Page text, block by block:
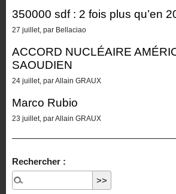
350000 sdf : 2 fois plus qu’en
27 juillet, par Bellaciao
ACCORD NUCLÉAIRE
SAOUDIEN
24 juillet, par Allain GRAUX
Marco Rubio
23 juillet, par Allain GRAUX
Rechercher :